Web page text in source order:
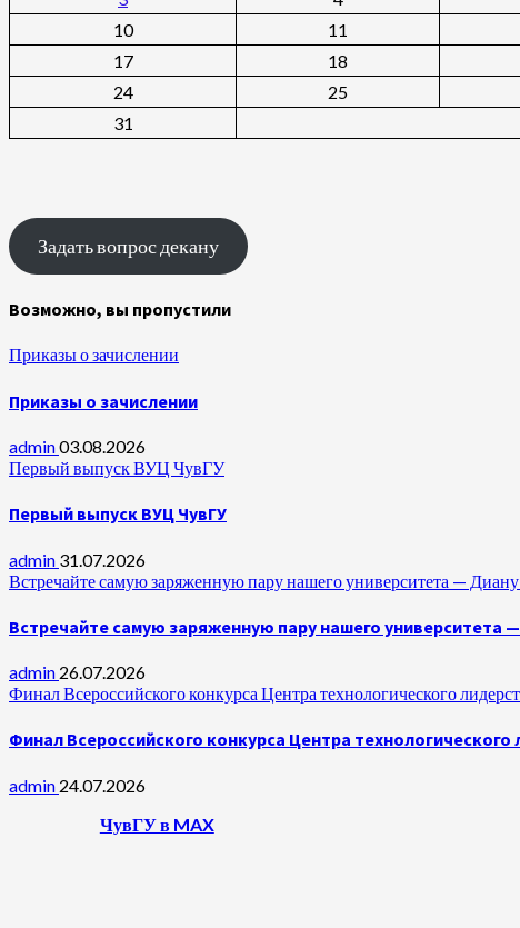
10
11
17
18
24
25
31
Задать вопрос декану
Возможно, вы пропустили
Приказы о зачислении
Приказы о зачислении
admin03.08.2026
Первый выпуск ВУЦ ЧувГУ
Первый выпуск ВУЦ ЧувГУ
admin 31.07.2026
Встречайте самую заряженную пару нашего университета —
Встречайте самую заряженную пару нашего
admin 26.07.2026
Финал Всероссийского конкурса Центра технологического
Финал Всероссийского конкурса Центра
admin 24.07.2026
ЧувГУ в MAX